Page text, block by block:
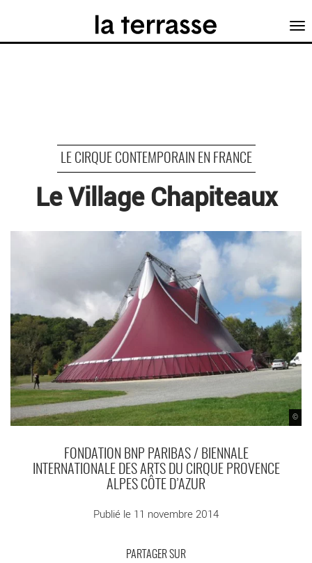
LE CIRQUE CONTEMPORAIN EN FRANCE
Le Village Chapiteaux
©
FONDATION BNP PARIBAS / BIENNALE
INTERNATIONALE DES ARTS DU CIRQUE PROVENCE
ALPES CÔTE D’AZUR
Publié le 11 novembre 2014
PARTAGER SUR